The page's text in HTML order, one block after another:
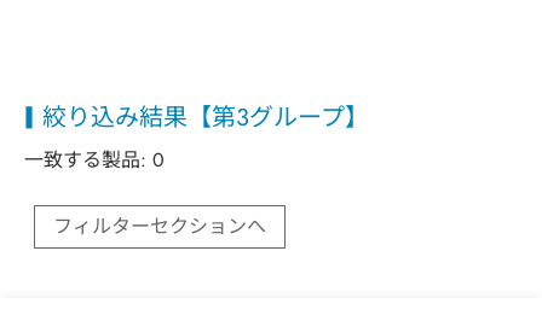
絞り込み結果【第3グループ】
一致する製品: 0
フィルターセクションへ